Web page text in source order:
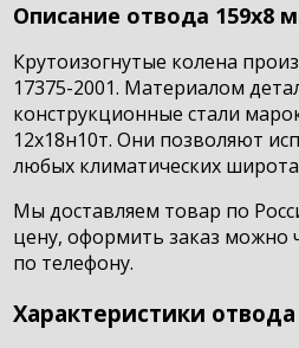
Описание отвода 159х8
Крутоизогнутые колена
17375-2001. Материалом
конструкционные стали марок
12х18н10т. Они позволяют
любых климатических
Мы доставляем товар по
цену, оформить заказ можно
по телефону.
Характеристики